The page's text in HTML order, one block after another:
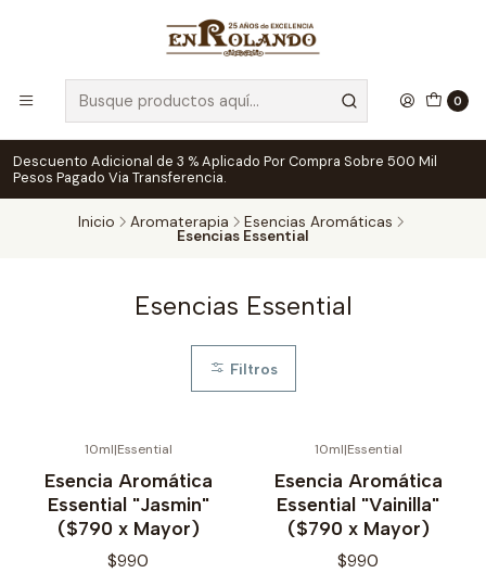
0
Descuento Adicional de 3 % Aplicado Por Compra Sobre 500 Mil
Pesos Pagado Via Transferencia.
Inicio Aromaterapia Esencias Aromáticas
Esencias Essential
Esencias Essential
Filtros
10ml|Essential
Esencia Aromática
Essential "Jasmin"
($790 x Mayor)
$990
10ml|Essential
Esencia Aromática
Essential "Vainilla"
($790 x Mayor)
$990